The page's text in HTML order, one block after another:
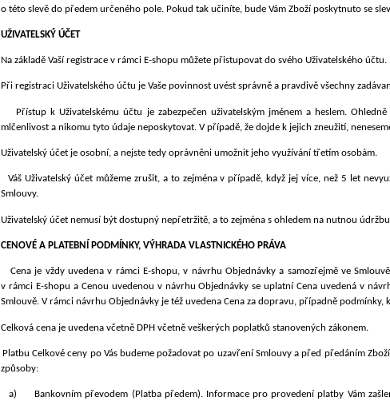
o této slevě do předem určeného pole. Pokud tak učiníte, bude Vám Zboží poskytnuto se
UŽIVATELSKÝ ÚČET
Na základě Vaší registrace v rámci E-shopu můžete přistupovat do svého Uživatelského účtu.
Při registraci Uživatelského účtu je Vaše povinnost uvést správně a pravdivě všechny
Přístup k Uživatelskému účtu je zabezpečen uživatelským jménem a heslem.
mlčenlivost a nikomu tyto údaje neposkytovat. V případě, že dojde k jejich zneužití,
Uživatelský účet je osobní, a nejste tedy oprávněni umožnit jeho využívání třetím osobám.
Váš Uživatelský účet můžeme zrušit, a to zejména v případě, když jej více, než 5 let
Smlouvy.
Uživatelský účet nemusí být dostupný nepřetržitě, a to zejména s ohledem na nutnou
CENOVÉ A PLATEBNÍ PODMÍNKY, VÝHRADA VLASTNICKÉHO PRÁVA
Cena je vždy uvedena v rámci E-shopu, v návrhu Objednávky a samozřejmě ve
v rámci E-shopu a Cenou uvedenou v návrhu Objednávky se uplatní Cena uvedená v
Smlouvě. V rámci návrhu Objednávky je též uvedena Cena za dopravu, případně podmínky,
Celková cena je uvedena včetně DPH včetně veškerých poplatků stanovených zákonem.
Platbu Celkové ceny po Vás budeme požadovat po uzavření Smlouvy a před předáním
způsoby:
a)
Bankovním převodem (Platba předem). Informace pro provedení platby Vám